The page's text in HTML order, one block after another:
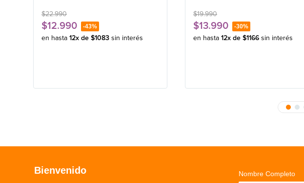
$22.990
$12.990 -43%
en hasta 12x de $1083 sin interés
$19.990
$13.990 -30%
en hasta 12x de $1166 sin interés
Bienvenido Nombre Completo